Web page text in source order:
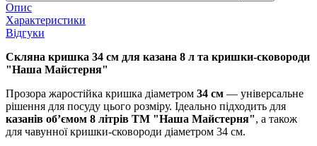
Опис
Характеристики
Відгуки
Скляна кришка 34 см для казана 8 л та кришки-сковороди
"Наша Майстерня"
Прозора жаростійка кришка діаметром 34 см — універсальне
рішення для посуду цього розміру. Ідеально підходить для
казанів об’ємом 8 літрів ТМ "Наша Майстерня", а також
для чавунної кришки-сковороди діаметром 34 см.